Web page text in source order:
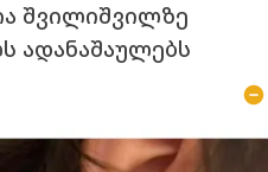
შვილიშვილზე
ადანაშაულებს